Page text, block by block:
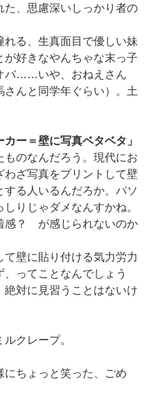
た、思慮深いしっかり者の
れる、生真面目で優しい妹
が好きなやんちゃな末っ子
バ……いや、おねえさん
んと同学年ぐらい）。土
カー＝壁に写真ベタベタ」
のなんだろう。現代にお
わざ写真をプリントして壁
る人いるんだろか。パソ
りじゃダメなんすかね。
感？ が感じられないのか
壁に貼り付ける気力労力
ってことなんでしょう
対に見習うことはないけ
クレープ。
ちょっと笑った、ごめ